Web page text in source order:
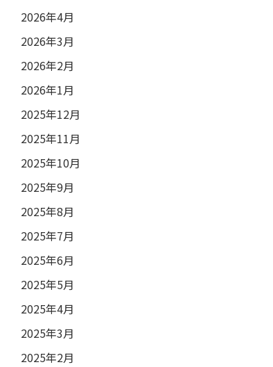
2026年4月
2026年3月
2026年2月
2026年1月
2025年12月
2025年11月
2025年10月
2025年9月
2025年8月
2025年7月
2025年6月
2025年5月
2025年4月
2025年3月
2025年2月